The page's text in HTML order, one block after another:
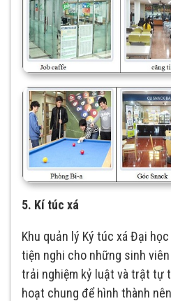
5. Kí túc xá
Khu quản lý Ký túc xá Đại
tiện nghi cho những sinh
trải nghiệm kỷ luật và trật tự
hoạt chung để hình thành